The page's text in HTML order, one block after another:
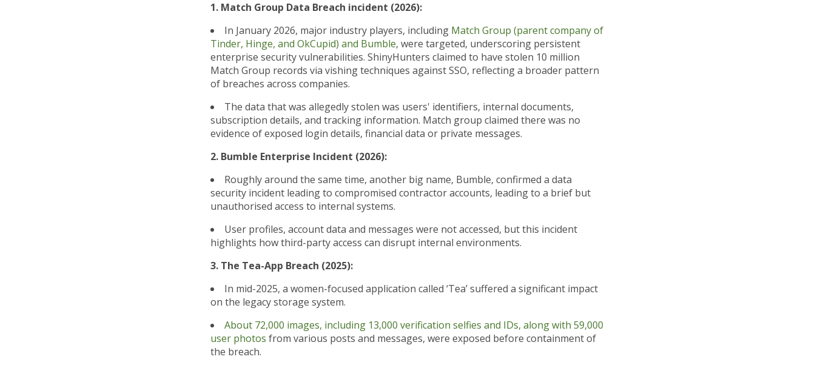
1. Match Group Data Breach incident (2026):
In January 2026, major industry players, including Match Group (parent company of
Tinder, Hinge, and OkCupid) and Bumble, were targeted, underscoring persistent
enterprise security vulnerabilities. ShinyHunters claimed to have stolen 10 million
Match Group records via vishing techniques against SSO, reflecting a broader pattern
of breaches across companies.
The data that was allegedly stolen was users' identifiers, internal documents,
subscription details, and tracking information. Match group claimed there was no
evidence of exposed login details, financial data or private messages.
2. Bumble Enterprise Incident (2026):
Roughly around the same time, another big name, Bumble, confirmed a data
security incident leading to compromised contractor accounts, leading to a brief but
unauthorised access to internal systems.
User profiles, account data and messages were not accessed, but this incident
highlights how third-party access can disrupt internal environments.
3. The Tea-App Breach (2025):
In mid-2025, a women-focused application called ‘Tea’ suffered a significant impact
on the legacy storage system.
About 72,000 images, including 13,000 verification selfies and IDs, along with 59,000
user photos from various posts and messages, were exposed before containment of
the breach.